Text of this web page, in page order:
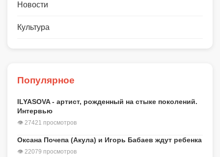
Новости
Культура
Популярное
ILYASOVA - артист, рожденный на стыке поколений.
Интервью
👁 27421 просмотров
Оксана Почепа (Акула) и Игорь Бабаев ждут ребенка
👁 22079 просмотров